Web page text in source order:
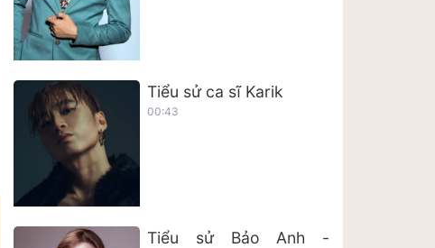
Tiểu sử ca sĩ Karik
00:43
Tiểu sử Bảo Anh -